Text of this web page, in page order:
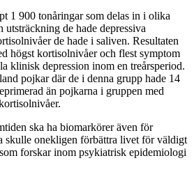
1 900 tonåringar som delas in i olika
utsträckning de hade depressiva
de hade i saliven. Resultaten
högst kortisolnivåer och flest symptom
klinisk depression inom en treårsperiod.
pojkar där de i denna grupp hade 14
än pojkarna i gruppen med
ska ha biomarkörer även för
skulle onekligen förbättra livet för väldigt
forskar inom psykiatrisk epidemiologi